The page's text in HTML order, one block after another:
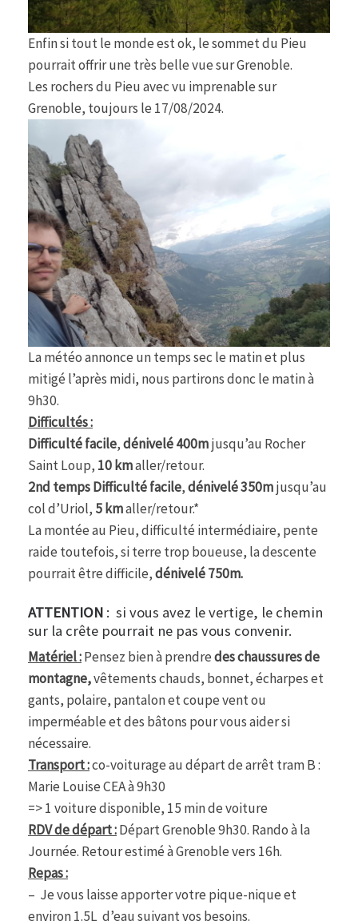
Enfin si tout le monde est ok, le sommet du Pieu
pourrait offrir une très belle vue sur Grenoble.
Les rochers du Pieu avec vu imprenable sur
Grenoble, toujours le 17/08/2024.
La météo annonce un temps sec le matin et plus
mitigé l’après midi, nous partirons donc le matin à
9h30.
Difficultés :
Difficulté facile,dénivelé 400mjusqu’au Rocher
Saint Loup, 10 kmaller/retour.
2nd temps Difficulté facile,dénivelé 350mjusqu’au
col d’Uriol, 5 kmaller/retour.*
La montée au Pieu, difficulté intermédiaire, pente
raide toutefois, si terre trop boueuse, la descente
pourrait être difficile,dénivelé 750m.
ATTENTION : si vous avez le vertige, le chemin
sur la crête pourrait ne pas vous convenir.
Matériel :Pensez bien à prendredes chaussures de
montagne,vêtements chauds, bonnet, écharpes et
gants, polaire, pantalon et coupe vent ou
imperméable et des bâtons pour vous aider si
nécessaire.
Transport :co-voiturage au départ de arrêt tram B :
Marie Louise CEA à 9h30
=> 1 voiture disponible, 15 min de voiture
RDV de départ :Départ Grenoble 9h30. Rando à la
Journée. Retour estimé à Grenoble vers 16h.
Repas :
– Je vous laisse apporter votre pique-nique et
environ 1.5L d’eau suivant vos besoins.